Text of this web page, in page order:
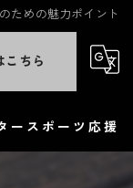
ための魅力ポイント
こちら
ースポーツ応援